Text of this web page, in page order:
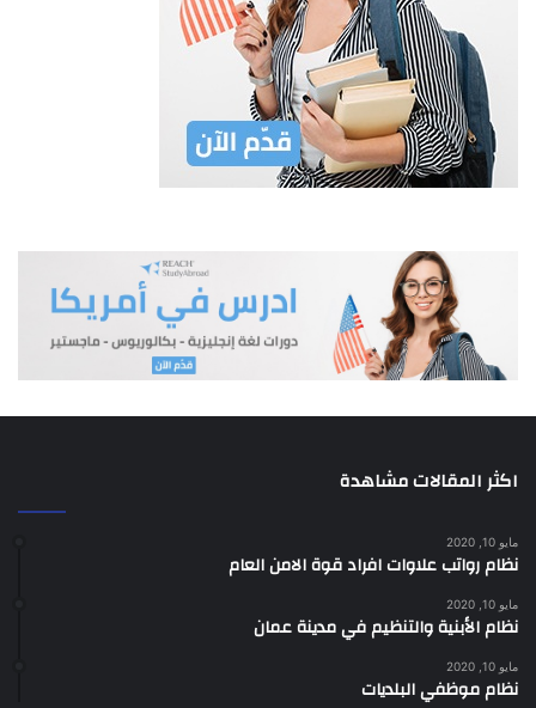
اكثر المقالات مشاهدة
مايو 10, 2020
نظام رواتب علاوات افراد قوة الامن العام
مايو 10, 2020
نظام الأبنية والتنظيم في مدينة عمان
مايو 10, 2020
نظام موظفي البلديات